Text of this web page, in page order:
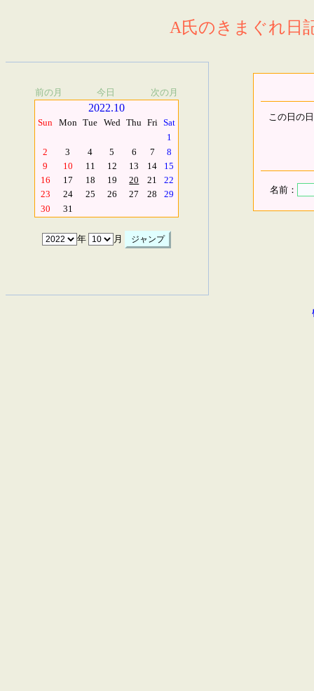
A氏のきまぐれ日
前の月 今日 次の月
2022.10
Sun Mon Tue Wed Thu Fri Sat
1
2
3 4 5 6 7
8
9
10 11 12 13 14
15
16
17 18 19 20 21
22
23
24 25 26 27 28
29
30
31
年 月
この日の
名前：